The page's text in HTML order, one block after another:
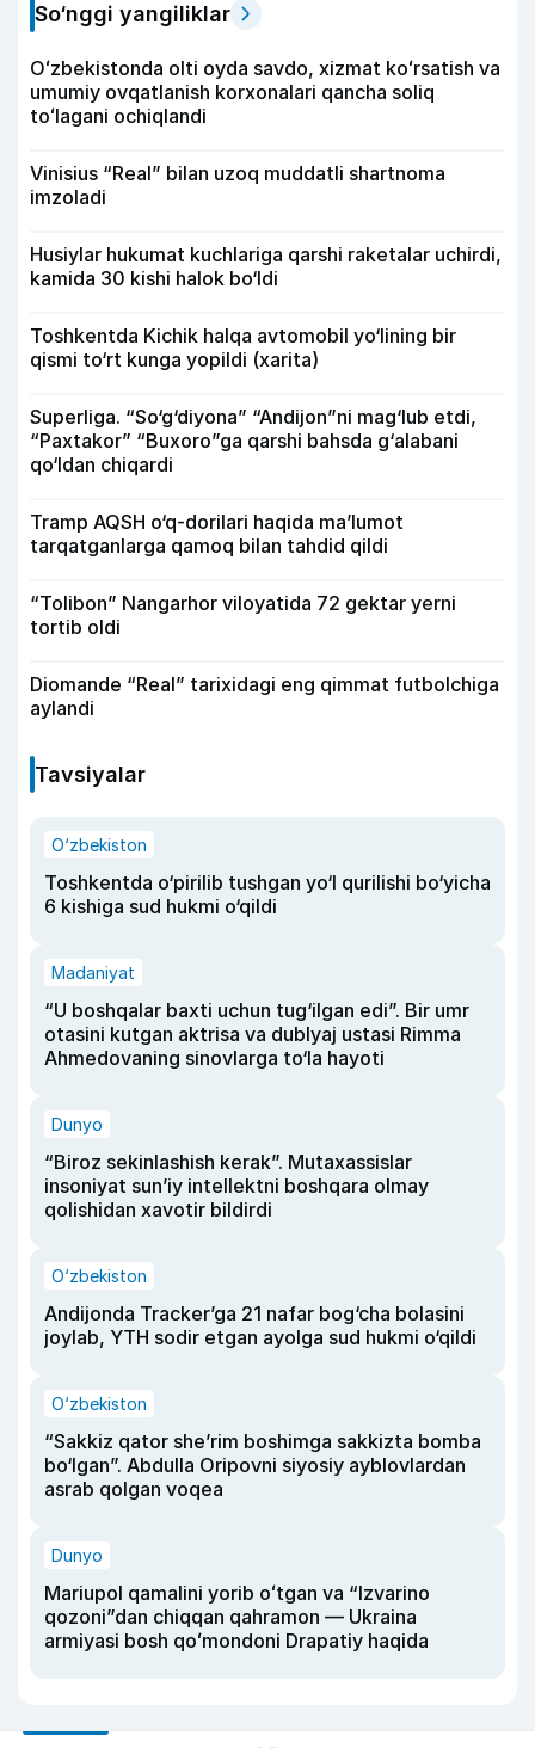
So‘nggi yangiliklar
Oʻzbekistonda olti oyda savdo, xizmat koʻrsatish va
umumiy ovqatlanish korxonalari qancha soliq
toʻlagani ochiqlandi
Vinisius “Real” bilan uzoq muddatli shartnoma
imzoladi
Husiylar hukumat kuchlariga qarshi raketalar uchirdi,
kamida 30 kishi halok bo‘ldi
Toshkentda Kichik halqa avtomobil yo‘lining bir
qismi to‘rt kunga yopildi (xarita)
Superliga. “So‘g‘diyona” “Andijon”ni mag‘lub etdi,
“Paxtakor” “Buxoro”ga qarshi bahsda g‘alabani
qo‘ldan chiqardi
Tramp AQSH o‘q-dorilari haqida ma’lumot
tarqatganlarga qamoq bilan tahdid qildi
“Tolibon” Nangarhor viloyatida 72 gektar yerni
tortib oldi
Diomande “Real” tarixidagi eng qimmat futbolchiga
aylandi
Tavsiyalar
O‘zbekiston
Toshkentda o‘pirilib tushgan yo‘l qurilishi bo‘yicha
6 kishiga sud hukmi o‘qildi
Madaniyat
“U boshqalar baxti uchun tug‘ilgan edi”. Bir umr
otasini kutgan aktrisa va dublyaj ustasi Rimma
Ahmedovaning sinovlarga to‘la hayoti
Dunyo
“Biroz sekinlashish kerak”. Mutaxassislar
insoniyat sun’iy intellektni boshqara olmay
qolishidan xavotir bildirdi
O‘zbekiston
Andijonda Tracker’ga 21 nafar bog‘cha bolasini
joylab, YTH sodir etgan ayolga sud hukmi o‘qildi
O‘zbekiston
“Sakkiz qator she’rim boshimga sakkizta bomba
bo‘lgan”. Abdulla Oripovni siyosiy ayblovlardan
asrab qolgan voqea
Dunyo
Mariupol qamalini yorib oʻtgan va “Izvarino
qozoni”dan chiqqan qahramon — Ukraina
armiyasi bosh qoʻmondoni Drapatiy haqida